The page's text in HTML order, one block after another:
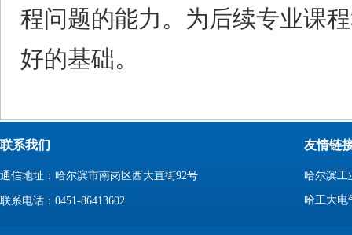
程问题的能力。为后续专业课
好的基础。
联系我们
通信地址：哈尔滨市南岗区西大直街92号
联系电话：0451-86413602
友情链
哈尔滨工
哈工大电